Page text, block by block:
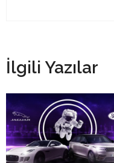
İlgili Yazılar